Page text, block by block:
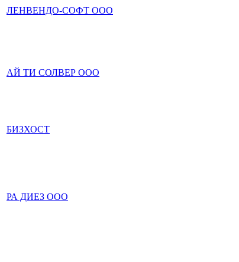
ЛЕНВЕНДО-СОФТ ООО
АЙ ТИ СОЛВЕР ООО
БИЗХОСТ
РА ДИЕЗ ООО